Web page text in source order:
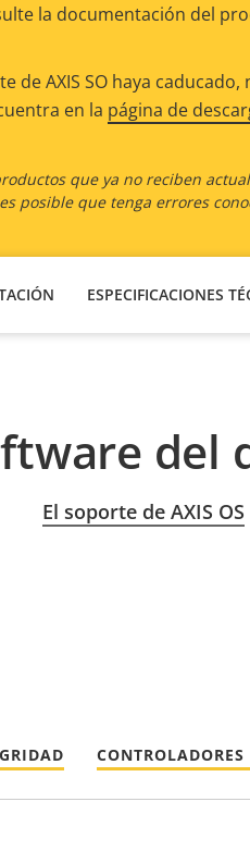
la documentación del
de AXIS SO haya
en la página de
que ya no reciben
posible que tenga errores
ESPECIFICACIONES
del
El soporte de AXIS OS
CONTROLADORES